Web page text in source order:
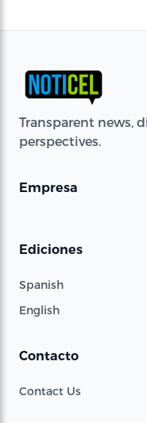
Transparent news,
perspectives.
Empresa
Ediciones
Spanish
English
Contacto
Contact Us